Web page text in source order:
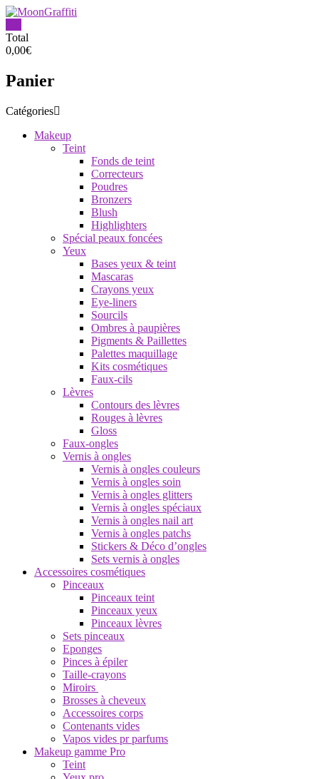
Aller
contenu
MoonGraffiti
Total
0,00€
Panier
Catégories
Makeup
Teint
Fonds de teint
Correcteurs
Poudres
Bronzers
Blush
Highlighters
Spécial peaux foncées
Yeux
Bases yeux & teint
Mascaras
Crayons yeux
Eye-liners
Sourcils
Ombres à paupières
Pigments & Paillettes
Palettes maquillage
Kits cosmétiques
Faux-cils
Lèvres
Contours des lèvres
Rouges à lèvres
Gloss
Faux-ongles
Vernis à ongles
Vernis à ongles couleurs
Vernis à ongles soin
Vernis à ongles glitters
Vernis à ongles spéciaux
Vernis à ongles nail art
Vernis à ongles patchs
Stickers & Déco d’ongles
Sets vernis à ongles
Accessoires cosmétiques
Pinceaux
Pinceaux teint
Pinceaux yeux
Pinceaux lèvres
Sets pinceaux
Eponges
Pinces à épiler
Taille-crayons
Miroirs
Brosses à cheveux
Accessoires corps
Contenants vides
Vapos vides pr parfums
Makeup gamme Pro
Teint